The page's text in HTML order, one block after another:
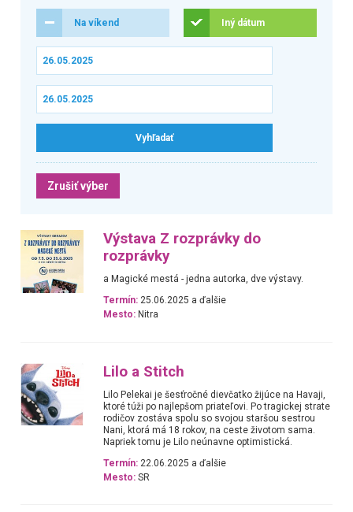
Na víkend Iný dátum
Zrušiť výber
Výstava Z rozprávky do
rozprávky
a Magické mestá - jedna autorka, dve výstavy.
Termín: 25.06.2025 a ďalšie
Mesto: Nitra
Lilo a Stitch
Lilo Pelekai je šesťročné dievčatko žijúce na Havaji,
ktoré túži po najlepšom priateľovi. Po tragickej strate
rodičov zostáva spolu so svojou staršou sestrou
Nani, ktorá má 18 rokov, na ceste životom sama.
Napriek tomu je Lilo neúnavne optimistická.
Termín: 22.06.2025 a ďalšie
Mesto: SR